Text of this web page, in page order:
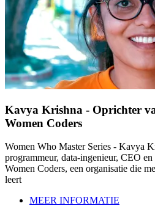
Kavya Krishna - Oprichter
Women Coders
Women Who Master Series - Kavya
programmeur, data-ingenieur, CEO
Women Coders, een organisatie die
leert
MEER INFORMATIE